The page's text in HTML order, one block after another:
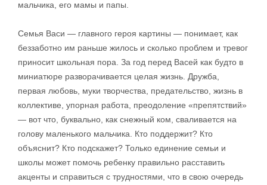
мальчика, его мамы и папы.
Семья Васи — главного героя картины — понимает, как
беззаботно им раньше жилось и сколько проблем и тревог
приносит школьная пора. За год перед Васей как будто в
миниатюре разворачивается целая жизнь. Дружба,
первая любовь, муки творчества, предательство, жизнь в
коллективе, упорная работа, преодоление «препятствий»
— вот что, буквально, как снежный ком, сваливается на
голову маленького мальчика. Кто поддержит? Кто
объяснит? Кто подскажет? Только единение семьи и
школы может помочь ребенку правильно расставить
акценты и справиться с трудностями, что в свою очередь